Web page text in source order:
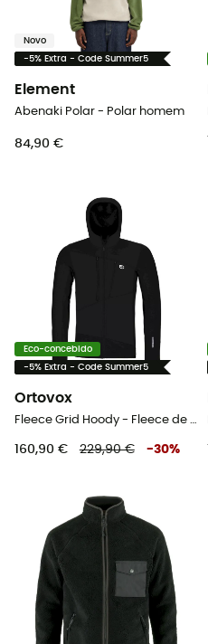
Novo
-5% Extra - Code Summer5
Element
Abenaki Polar - Polar homem
84,90 €
Eco-concebido
-5% Extra - Code Summer5
Ortovox
Fleece Grid Hoody - Fleece de lã merino homem
160,90 € 229,90 € -30%